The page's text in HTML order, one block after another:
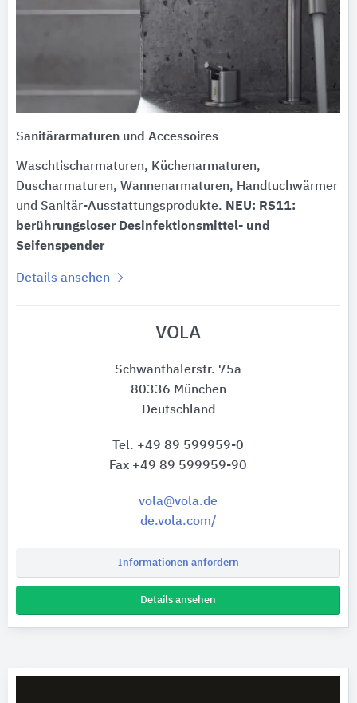
Sanitärarmaturen und Accessoires
Waschtischarmaturen, Küchenarmaturen,
Duscharmaturen, Wannenarmaturen, Handtuchwärmer
und Sanitär-Ausstattungsprodukte. NEU: RS11:
berührungsloser Desinfektionsmittel- und
Seifenspender
Details ansehen
VOLA
Schwanthalerstr. 75a
80336 München
Deutschland
Tel. +49 89 599959-0
Fax +49 89 599959-90
vola@vola.de
de.vola.com/
Informationen anfordern
Details ansehen